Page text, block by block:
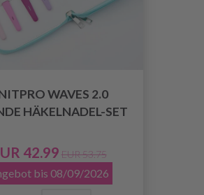
WAVES 2.0
HÄKELNADEL-SET
42.99 EUR 53.75
bis 08/09/2026